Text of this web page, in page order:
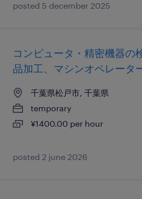
posted 5 december 2025
コンピュータ・精密機器の
品加工、マシンオペレータ
千葉県松戸市, 千葉県
temporary
¥1400.00 per hour
posted 2 june 2026